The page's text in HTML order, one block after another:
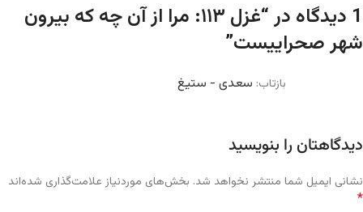
1 دیدگاه در “
غزل ۱۱۳: مرا از آن چه که بیرون
شهر صحراییست”
بازتاب: سعدی - ستیغ
دیدگاهتان را بنویسید
نشانی ایمیل شما منتشر نخواهد شد. بخش‌های موردنیاز علامت‌گذاری شده‌اند
*